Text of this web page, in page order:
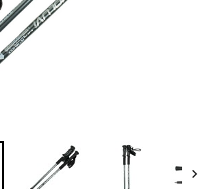
